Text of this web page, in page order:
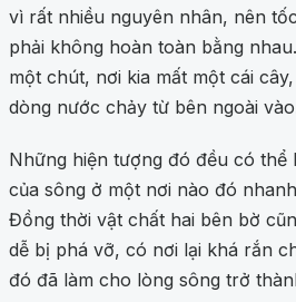
vì rất nhiều nguyên nhân, nên
phải không hoàn toàn bằng
một chút, nơi kia mất một cái
dòng nước chảy từ bên ngoài
Những hiện tượng đó đều có thể
của sông ở một nơi nào đó
Đồng thời vật chất hai bên bờ
dễ bị phá vỡ, có nơi lại khá rắn
đó đã làm cho lòng sông trở